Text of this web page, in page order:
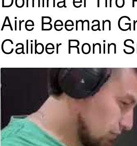
Aire Beeman
Caliber Ronin